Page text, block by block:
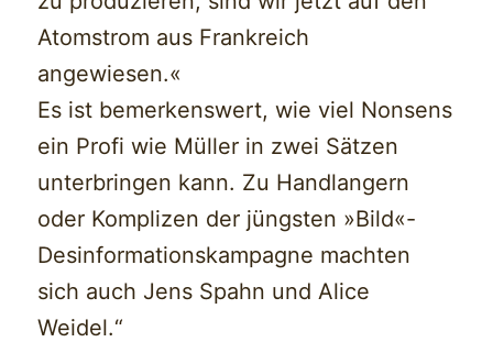
Atomstrom aus Frankreich
angewiesen.«
Es ist bemerkenswert, wie viel Nonsens
ein Profi wie Müller in zwei Sätzen
unterbringen kann. Zu Handlangern
oder Komplizen der jüngsten »Bild«-
Desinformationskampagne machten
sich auch Jens Spahn und Alice
Weidel.“